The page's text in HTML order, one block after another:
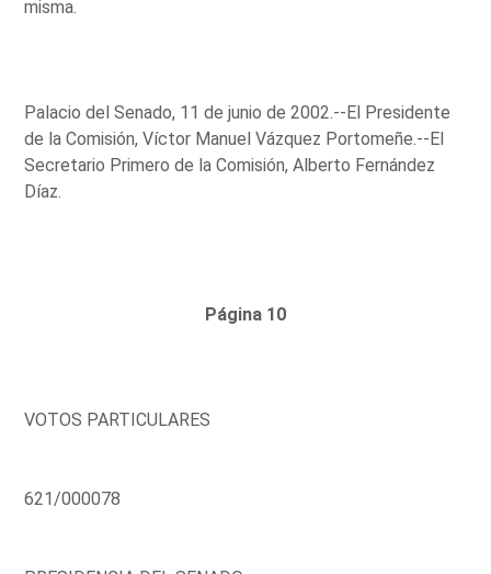
misma.
Palacio del Senado, 11 de junio de 2002.--El Presidente
de la Comisión, Víctor Manuel Vázquez Portomeñe.--El
Secretario Primero de la Comisión, Alberto Fernández
Díaz.
Página 10
VOTOS PARTICULARES
621/000078